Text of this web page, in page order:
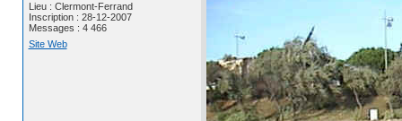
Lieu : Clermont-Ferrand
Inscription : 28-12-2007
Messages : 4 466
Site Web